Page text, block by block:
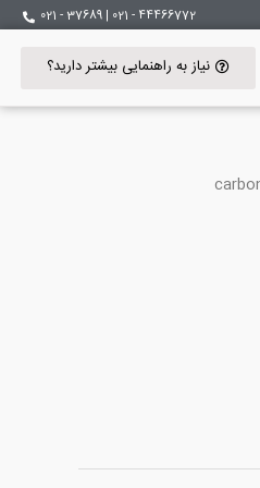
44466772 - 021 | 37689 - 021
نیاز به راهنمایی بیشتر دارید؟